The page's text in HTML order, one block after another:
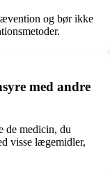
og bør ikke
med andre
de medicin, du
visse lægemidler,